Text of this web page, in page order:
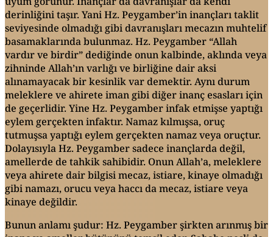
derinliğini taşır. Yani Hz. Peygamber’in inançları taklit
seviyesinde olmadığı gibi davranışları mecazın muhtelif
basamaklarında bulunmaz. Hz. Peygamber “Allah
vardır ve birdir” dediğinde onun kalbinde, aklında veya
zihninde Allah’ın varlığı ve birliğine dair aksi
alınamayacak bir kesinlik var demektir. Aynı durum
meleklere ve ahirete iman gibi diğer inanç esasları için
de geçerlidir. Yine Hz. Peygamber infak etmişse yaptığı
eylem gerçekten infaktır. Namaz kılmışsa, oruç
tutmuşsa yaptığı eylem gerçekten namaz veya oruçtur.
Dolayısıyla Hz. Peygamber sadece inançlarda değil,
amellerde de tahkik sahibidir. Onun Allah’a, meleklere
veya ahirete dair bilgisi mecaz, istiare, kinaye olmadığı
gibi namazı, orucu veya haccı da mecaz, istiare veya
kinaye değildir.
Bunun anlamı şudur: Hz. Peygamber şirkten arınmış bir